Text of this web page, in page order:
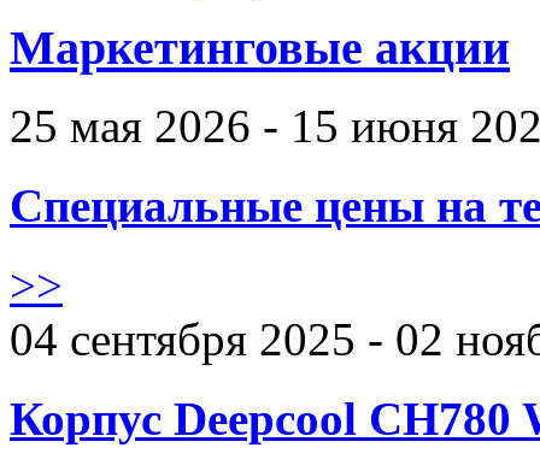
Маркетинговые акции
25 мая 2026 - 15 июня
Специальные цены на
>>
04 сентября 2025 - 02
Корпус Deepcool CH780